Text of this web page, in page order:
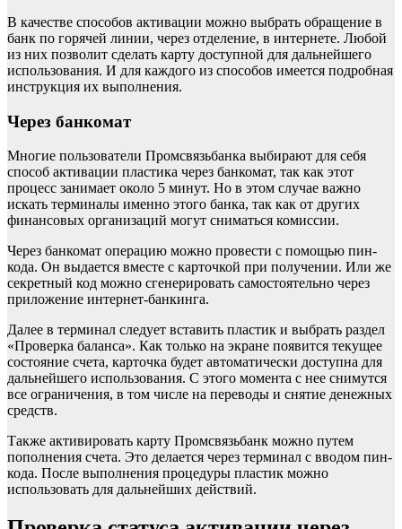
В качестве способов активации можно выбрать обращение в
банк по горячей линии, через отделение, в интернете. Любой
из них позволит сделать карту доступной для дальнейшего
использования. И для каждого из способов имеется подробная
инструкция их выполнения.
Через банкомат
Многие пользователи Промсвязьбанка выбирают для себя
способ активации пластика через банкомат, так как этот
процесс занимает около 5 минут. Но в этом случае важно
искать терминалы именно этого банка, так как от других
финансовых организаций могут сниматься комиссии.
Через банкомат операцию можно провести с помощью пин-
кода. Он выдается вместе с карточкой при получении. Или же
секретный код можно сгенерировать самостоятельно через
приложение интернет-банкинга.
Далее в терминал следует вставить пластик и выбрать раздел
«Проверка баланса». Как только на экране появится текущее
состояние счета, карточка будет автоматически доступна для
дальнейшего использования. С этого момента с нее снимутся
все ограничения, в том числе на переводы и снятие денежных
средств.
Также активировать карту Промсвязьбанк можно путем
пополнения счета. Это делается через терминал с вводом пин-
кода. После выполнения процедуры пластик можно
использовать для дальнейших действий.